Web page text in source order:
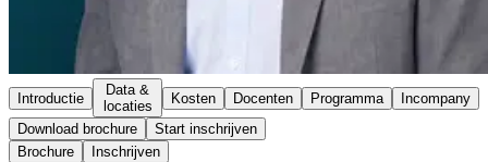
Introductie
Data &
locaties
Kosten Docenten Programma
Incompany
Download brochure
Start inschrijven
Brochure
Inschrijven